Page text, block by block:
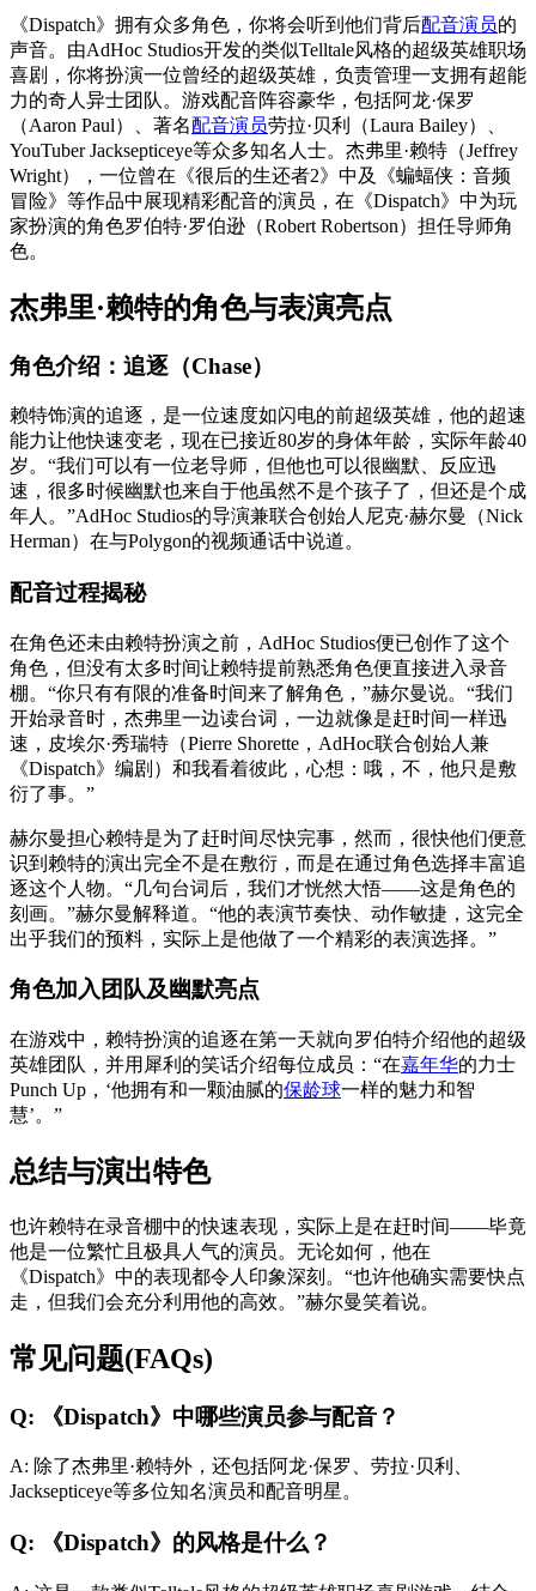
《Dispatch》拥有众多角色，你将会听到他们背后配音演员的
声音。由AdHoc Studios开发的类似Telltale风格的超级英雄职场
喜剧，你将扮演一位曾经的超级英雄，负责管理一支拥有超能
力的奇人异士团队。游戏配音阵容豪华，包括阿龙·保罗
（Aaron Paul）、著名配音演员劳拉·贝利（Laura Bailey）、
YouTuber Jacksepticeye等众多知名人士。杰弗里·赖特（Jeffrey
Wright），一位曾在《很后的生还者2》中及《蝙蝠侠：音频
冒险》等作品中展现精彩配音的演员，在《Dispatch》中为玩
家扮演的角色罗伯特·罗伯逊（Robert Robertson）担任导师角
色。
杰弗里·赖特的角色与表演亮点
角色介绍：追逐（Chase）
赖特饰演的追逐，是一位速度如闪电的前超级英雄，他的超速
能力让他快速变老，现在已接近80岁的身体年龄，实际年龄40
岁。“我们可以有一位老导师，但他也可以很幽默、反应迅
速，很多时候幽默也来自于他虽然不是个孩子了，但还是个成
年人。”AdHoc Studios的导演兼联合创始人尼克·赫尔曼（Nick
Herman）在与Polygon的视频通话中说道。
配音过程揭秘
在角色还未由赖特扮演之前，AdHoc Studios便已创作了这个
角色，但没有太多时间让赖特提前熟悉角色便直接进入录音
棚。“你只有有限的准备时间来了解角色，”赫尔曼说。“我们
开始录音时，杰弗里一边读台词，一边就像是赶时间一样迅
速，皮埃尔·秀瑞特（Pierre Shorette，AdHoc联合创始人兼
《Dispatch》编剧）和我看着彼此，心想：哦，不，他只是敷
衍了事。”
赫尔曼担心赖特是为了赶时间尽快完事，然而，很快他们便意
识到赖特的演出完全不是在敷衍，而是在通过角色选择丰富追
逐这个人物。“几句台词后，我们才恍然大悟——这是角色的
刻画。”赫尔曼解释道。“他的表演节奏快、动作敏捷，这完全
出乎我们的预料，实际上是他做了一个精彩的表演选择。”
角色加入团队及幽默亮点
在游戏中，赖特扮演的追逐在第一天就向罗伯特介绍他的超级
英雄团队，并用犀利的笑话介绍每位成员：“在嘉年华的力士
Punch Up，‘他拥有和一颗油腻的保龄球一样的魅力和智
慧’。”
总结与演出特色
也许赖特在录音棚中的快速表现，实际上是在赶时间——毕竟
他是一位繁忙且极具人气的演员。无论如何，他在
《Dispatch》中的表现都令人印象深刻。“也许他确实需要快点
走，但我们会充分利用他的高效。”赫尔曼笑着说。
常见问题(FAQs)
Q: 《Dispatch》中哪些演员参与配音？
A: 除了杰弗里·赖特外，还包括阿龙·保罗、劳拉·贝利、
Jacksepticeye等多位知名演员和配音明星。
Q: 《Dispatch》的风格是什么？